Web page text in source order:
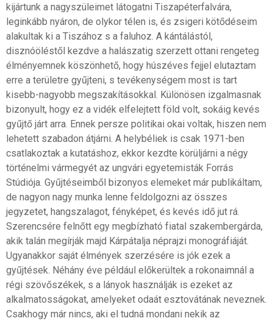
kijártunk a nagyszüleimet látogatni Tiszapéterfalvára,
leginkább nyáron, de olykor télen is, és zsigeri kötődéseim
alakultak ki a Tiszához s a faluhoz. A kántálástól,
disznóöléstől kezdve a halászatig szerzett ottani rengeteg
élményemnek köszönhető, hogy húszéves fejjel elutaztam
erre a területre gyűjteni, s tevékenységem most is tart
kisebb-nagyobb megszakításokkal. Különösen izgalmasnak
bizonyult, hogy ez a vidék elfelejtett föld volt, sokáig kevés
gyűjtő járt arra. Ennek persze politikai okai voltak, hiszen nem
lehetett szabadon átjárni. A helybéliek is csak 1971-ben
csatlakoztak a kutatáshoz, ekkor kezdte körüljárni a négy
történelmi vármegyét az ungvári egyetemisták Forrás
Stúdiója. Gyűjtéseimből bizonyos elemeket már publikáltam,
de nagyon nagy munka lenne feldolgozni az összes
jegyzetet, hangszalagot, fényképet, és kevés idő jut rá.
Szerencsére felnőtt egy megbízható fiatal szakembergárda,
akik talán megírják majd Kárpátalja néprajzi monográfiáját.
Ugyanakkor saját élmények szerzésére is jók ezek a
gyűjtések. Néhány éve például előkerültek a rokonaimnál a
régi szövőszékek, s a lányok használják is ezeket az
alkalmatosságokat, amelyeket odaát esztovátának neveznek.
Csakhogy már nincs, aki el tudná mondani nekik az